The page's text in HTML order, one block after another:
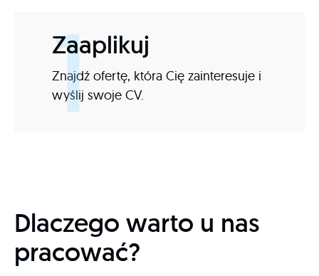
1
Zaaplikuj
Znajdź ofertę, która Cię zainteresuje i
wyślij swoje CV.
Dlaczego warto u nas
pracować?